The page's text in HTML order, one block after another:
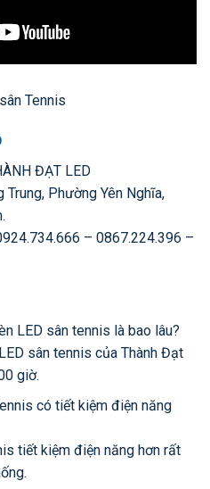
Tennis
ĐẠT LED
Phường Yên Nghĩa,
– 0867.224.396 –
LED sân tennis là bao lâu?
sân tennis của Thành Đạt
giờ.
có tiết kiệm điện năng
tiết kiệm điện năng hơn rất